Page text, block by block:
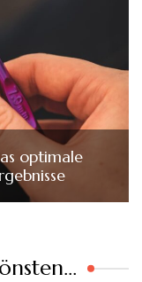
optimale